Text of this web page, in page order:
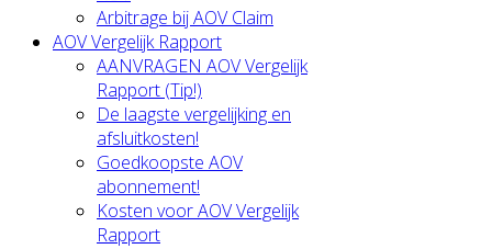
Arbitrage bij AOV Claim
AOV Vergelijk Rapport
AANVRAGEN AOV Vergelijk
Rapport (Tip!)
De laagste vergelijking en
afsluitkosten!
Goedkoopste AOV
abonnement!
Kosten voor AOV Vergelijk
Rapport